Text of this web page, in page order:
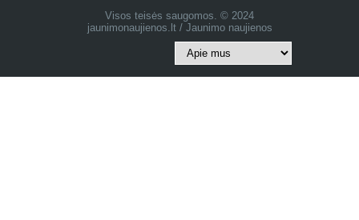
Visos teisės saugomos. © 2024
jaunimonaujienos.lt / Jaunimo naujienos